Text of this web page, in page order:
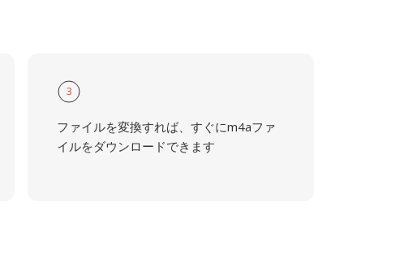
3
ファイルを変換すれば、すぐにm4aファ
イルをダウンロードできます